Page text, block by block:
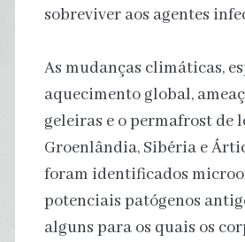
sobreviver aos agentes
As mudanças climáticas,
aquecimento global,
geleiras e o permafrost de
Groenlândia, Sibéria e
foram identificados
potenciais patógenos
alguns para os quais os